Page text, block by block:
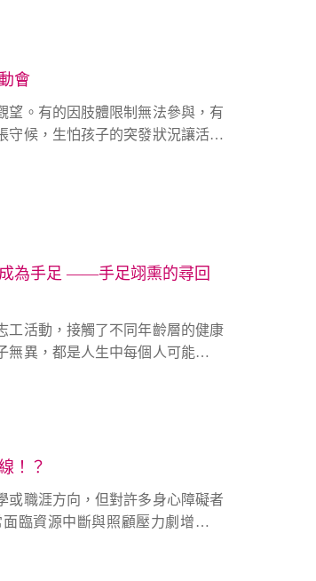
會
望。有的因肢體限制無法參與，有
守候，生怕孩子的突發狀況讓活動
排除的理由 ❞
成為手足 ——手足翊熏的尋回
工活動，接觸了不同年齡層的健康
異，都是人生中每個人可能會遇
之間其實存在一些獨特的共同傷
！？
或職涯方向，但對許多身心障礙者
臨資源中斷與照顧壓力劇增的處
從？